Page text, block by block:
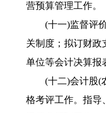
营预算管理工作。
(十一)监督评价
关制度；拟订财政
单位等会计决算报
(十二)会计股(农
格考评工作。指导